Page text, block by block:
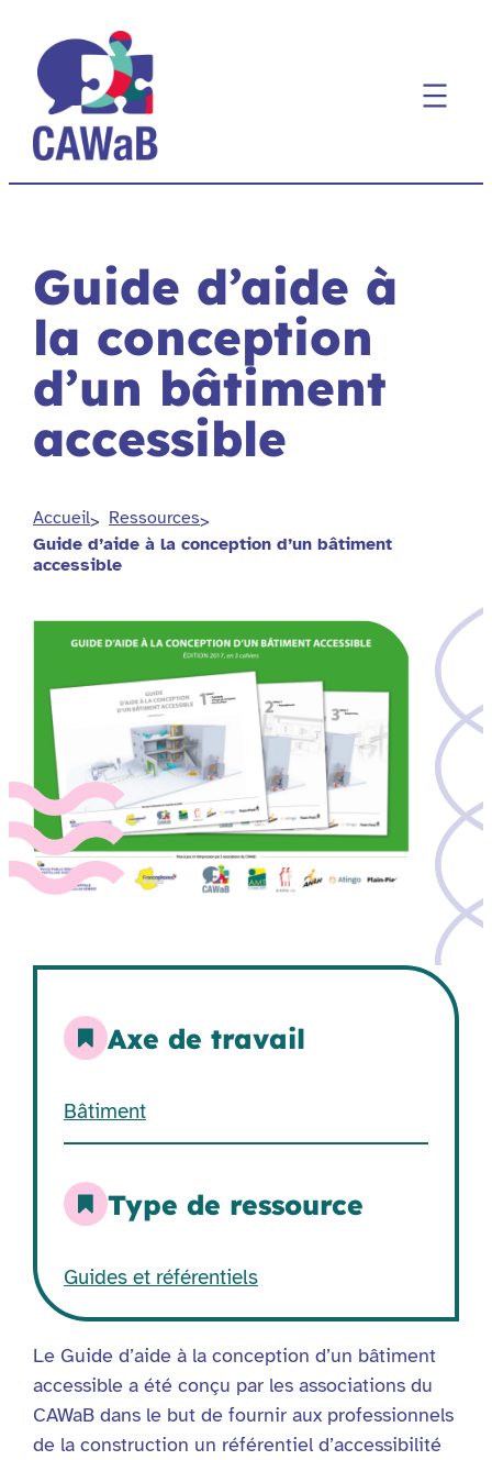
contenu
Guide d’aide à
la conception
d’un bâtiment
accessible
Accueil
Ressources
Guide d’aide à la conception d’un bâtiment
accessible
Axe de travail
Bâtiment
Type de ressource
Guides et référentiels
Le Guide d’aide à la conception d’un bâtiment
accessible a été conçu par les associations du
CAWaB dans le but de fournir aux professionnels
de la construction un référentiel d’accessibilité